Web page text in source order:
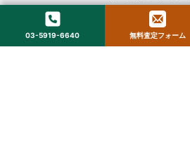
〒160-0022 東京都新宿区新宿２丁目１２−
© 2025 StockLab. All
03-5919-6640 無料査定フォーム